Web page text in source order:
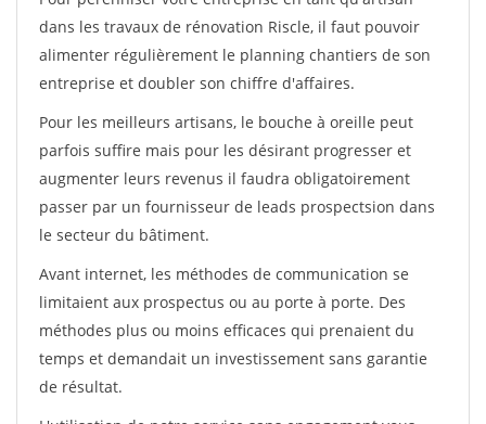
dans les travaux de rénovation Riscle, il faut pouvoir
alimenter régulièrement le planning chantiers de son
entreprise et doubler son chiffre d'affaires.
Pour les meilleurs artisans, le bouche à oreille peut
parfois suffire mais pour les désirant progresser et
augmenter leurs revenus il faudra obligatoirement
passer par un fournisseur de leads prospectsion dans
le secteur du bâtiment.
Avant internet, les méthodes de communication se
limitaient aux prospectus ou au porte à porte. Des
méthodes plus ou moins efficaces qui prenaient du
temps et demandait un investissement sans garantie
de résultat.